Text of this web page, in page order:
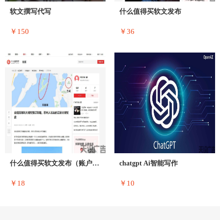
软文撰写代写
￥150
什么值得买软文发布
￥36
什么值得买软文发布（账户随机）
￥18
chatgpt Ai智能写作
￥10